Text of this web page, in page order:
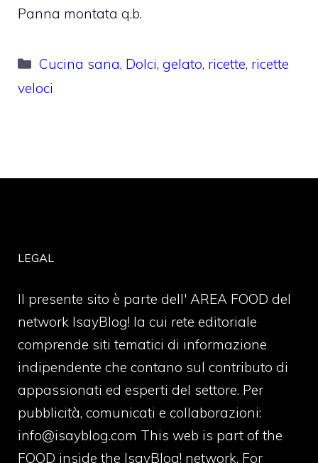
Panna montata q.b.
Categorie
Cucina sana, Dolci,gelato, ricette, ricette
veloci
LEGAL
Il presente sito è parte dell' AREA FOOD del
network IsayBlog! la cui rete editoriale
comprende siti tematici di informazione
indipendente che contano sul contributo di
appassionati ed esperti del settore. Per
pubblicità, comunicati e collaborazioni:
info@isayblog.com This web is part of the
FOOD inside the IsayBlog! network. For